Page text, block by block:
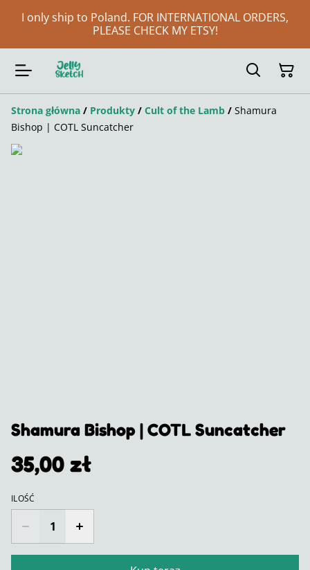
I only ship to Poland. FOR INTERNATIONAL ORDERS,
PLEASE CHECK MY ETSY!
Strona główna / Produkty / Cult of the Lamb / Shamura
Bishop | COTL Suncatcher
Shamura Bishop | COTL Suncatcher
35,00 zł
ILOŚĆ